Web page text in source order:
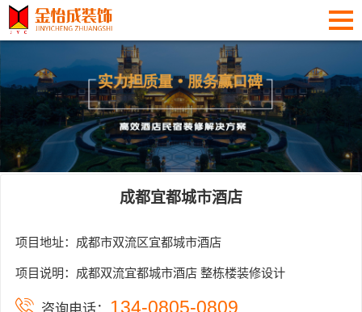
成都宜都城市酒店
项目地址：成都市双流区宜都城市酒店
项目说明：成都双流宜都城市酒店 整栋楼装修设计
134-0805-0809